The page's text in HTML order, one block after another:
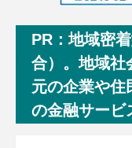
PR：地域密
合）。地域社
元の企業や住
の金融サービ